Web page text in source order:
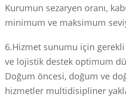
Kurumun sezaryen oranı,
minimum ve maksimum
6.Hizmet sunumu için
ve lojistik destek optimum
Doğum öncesi, doğum ve
hizmetler multidisipliner